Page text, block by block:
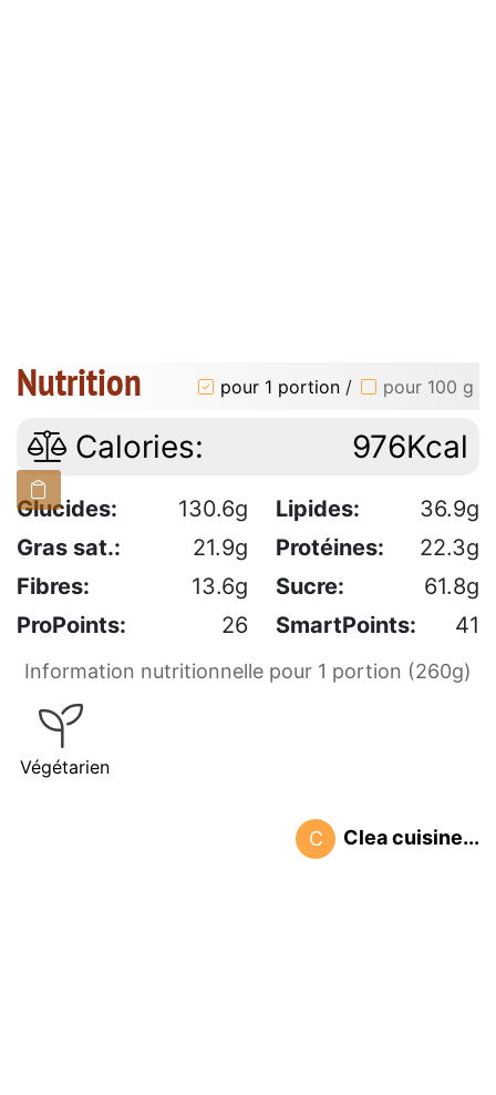
Nutrition pour 1 portion / pour 100 g
Calories: 976Kcal
Glucides: 130.6g Lipides:
36.9g
Gras sat.:
21.9g Protéines:
22.3g
Fibres:
13.6g Sucre:
61.8g
ProPoints:
26 SmartPoints: 41
Information nutritionnelle pour 1 portion (260g)
Végétarien
C Clea cuisine...